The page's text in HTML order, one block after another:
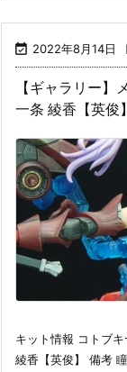
 2022年8月14日
【ギャラリー
一条 綾香【英俊】
キット情報 コトブ
綾香【英俊】 備考